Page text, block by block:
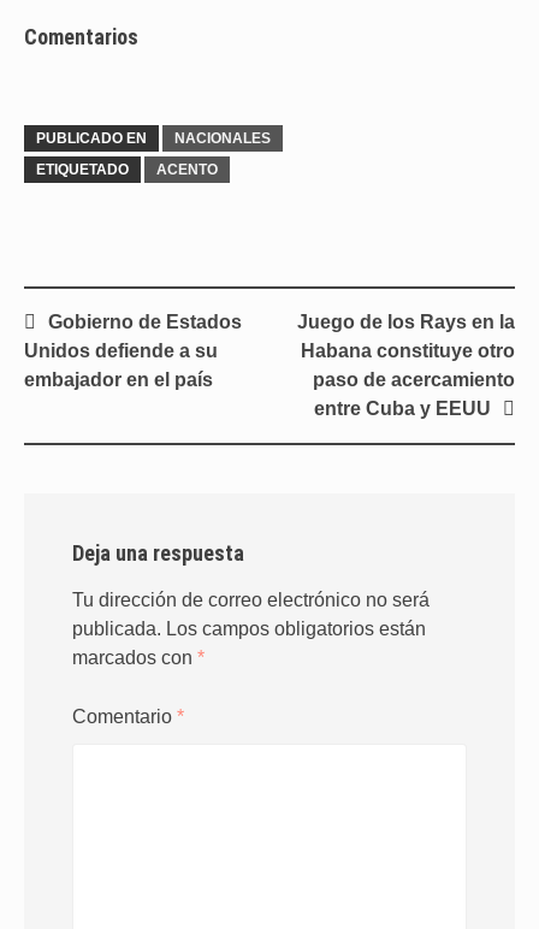
Comentarios
PUBLICADO EN
NACIONALES
ETIQUETADO
ACENTO
Navegación
de
entradas
Gobierno de Estados
Unidos defiende a su
embajador en el país
Juego de los Rays en la
Habana constituye otro
paso de acercamiento
entre Cuba y EEUU
Deja una respuesta
Tu dirección de correo electrónico no será
publicada. Los campos obligatorios están
marcados con *
Comentario *